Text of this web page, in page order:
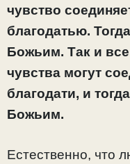
чувство
благодатью.
Божьим. Так и
чувства могут
благодати, и
Божьим.
Естественно, что